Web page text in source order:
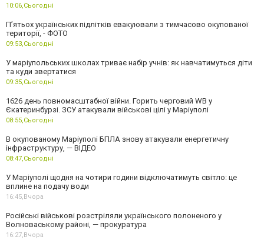
10:06,Сьогодні
П’ятьох українських підлітків евакуювали з тимчасово окупованої
території, - ФОТО
09:53,Сьогодні
У маріупольських школах триває набір учнів: як навчатимуться діти
та куди звертатися
09:35,Сьогодні
1626 день повномасштабної війни. Горить черговий WB у
Єкатеринбурзі. ЗСУ атакували військові цілі у Маріуполі
08:55,Сьогодні
В окупованому Маріуполі БПЛА знову атакували енергетичну
інфраструктуру, — ВІДЕО
08:47,Сьогодні
У Маріуполі щодня на чотири години відключатимуть світло: це
вплине на подачу води
16:45,Вчора
Російські військові розстріляли українського полоненого у
Волноваському районі, — прокуратура
16:27,Вчора